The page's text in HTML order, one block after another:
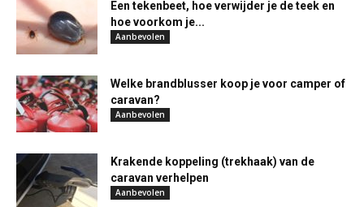
Een tekenbeet, hoe verwijder je de teek en
hoe voorkom je...
Aanbevolen
Welke brandblusser koop je voor camper of
caravan?
Aanbevolen
Krakende koppeling (trekhaak) van de
caravan verhelpen
Aanbevolen